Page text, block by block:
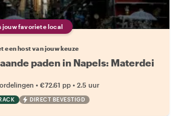
jouw favoriete local
een host van jouw keuze
paden in Napels: Materdei
• €72.61 pp • 2.5 uur
DIRECT BEVESTIGD